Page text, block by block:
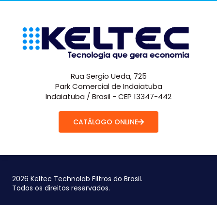
Rua Sergio Ueda, 725
Park Comercial de Indaiatuba
Indaiatuba / Brasil - CEP 13347-442
CATÁLOGO ONLINE
2026 Keltec Technolab Filtros do Brasil.
Todos os direitos reservados.